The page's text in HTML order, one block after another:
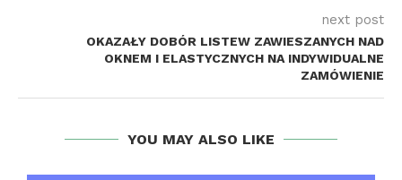
next post
OKAZAŁY DOBÓR LISTEW ZAWIESZANYCH NAD
OKNEM I ELASTYCZNYCH NA INDYWIDUALNE
ZAMÓWIENIE
YOU MAY ALSO LIKE